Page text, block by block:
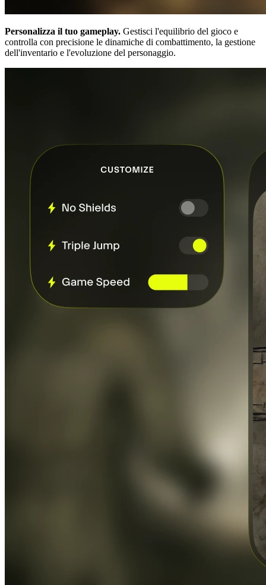
Personalizza il tuo gameplay. Gestisci l'equilibrio del gioco e
controlla con precisione le dinamiche di combattimento, la gestione
dell'inventario e l'evoluzione del personaggio.